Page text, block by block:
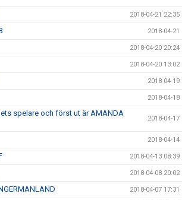
2018-04-21 22:35
2018-04-21
2018-04-20 20:24
2018-04-20 13:02
2018-04-19
2018-04-18
spelare och först ut är AMANDA
2018-04-17
2018-04-14
2018-04-13 08:39
2018-04-08 20:02
2018-04-07 17:31